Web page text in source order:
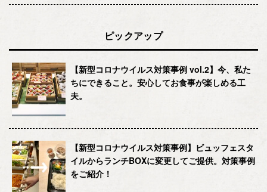
ピックアップ
【新型コロナウイルス対策事例 vol.2】今、私た
ちにできること。安心してお食事が楽しめる工
夫。
【新型コロナウイルス対策事例】ビュッフェスタ
イルからランチBOXに変更してご提供。対策事例
をご紹介！